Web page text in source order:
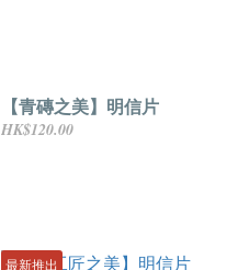
【青磚之美】明信片
HK$120.00
最新推出